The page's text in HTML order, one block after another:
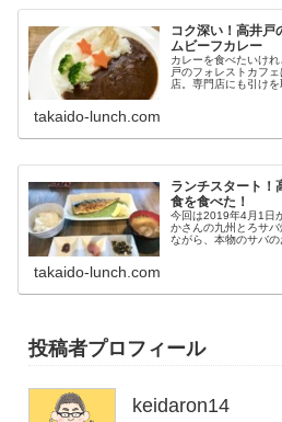
コク深い！高井戸
ムビーフカレー
カレーを食べたいけ
戸のフォレストカフ
店。専門店にも引け
takaido-lunch.com
ランチスタート！
食を食べた！
今回は2019年4月1日
かさんの九州とろサ
ながら、本物のサバの
takaido-lunch.com
投稿者プロフィール
keidaron14